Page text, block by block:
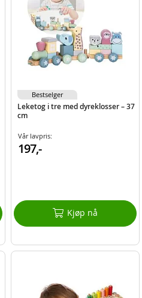
Leketog i tre med dyreklosser – 37
cm
Vår lavpris:
197,-
Kjøp nå
Bestselger